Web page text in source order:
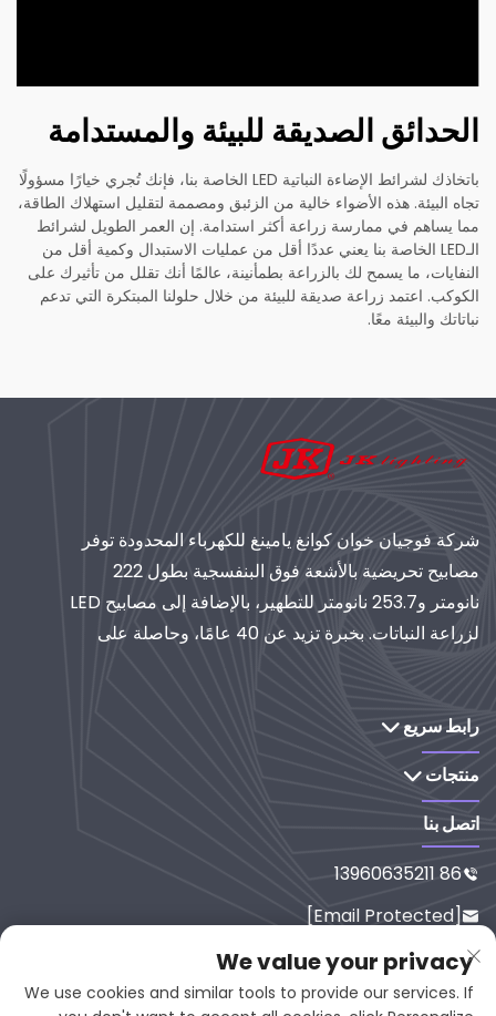
الحدائق الصديقة للبيئة والمستدامة
باتخاذك لشرائط الإضاءة النباتية LED الخاصة بنا، فإنك تُجري خيارًا مسؤولًا
تجاه البيئة. هذه الأضواء خالية من الزئبق ومصممة لتقليل استهلاك الطاقة،
مما يساهم في ممارسة زراعة أكثر استدامة. إن العمر الطويل لشرائط
الـLED الخاصة بنا يعني عددًا أقل من عمليات الاستبدال وكمية أقل من
النفايات، ما يسمح لك بالزراعة بطمأنينة، عالمًا أنك تقلل من تأثيرك على
الكوكب. اعتمد زراعة صديقة للبيئة من خلال حلولنا المبتكرة التي تدعم
نباتاتك والبيئة معًا.
شركة فوجيان خوان كوانغ يامينغ للكهرباء المحدودة توفر
مصابيح تحريضية بالأشعة فوق البنفسجية بطول 222
نانومتر و253.7 نانومتر للتطهير، بالإضافة إلى مصابيح LED
لزراعة النباتات. بخبرة تزيد عن 40 عامًا، وحاصلة على
رابط سريع
منتجات
اتصل بنا

86 13960635211

[email Protected]

رقم 65-9، شارع شيسي، يانبينغ، فوجي
ان، 353001، الصين
We value your privacy
We use cookies and similar tools to provide our services. If